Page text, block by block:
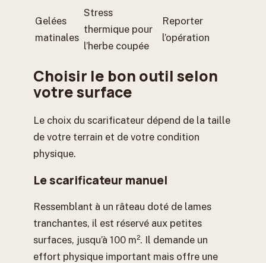
Gelées
matinales
Stress
thermique pour
l’herbe coupée
Reporter
l’opération
Choisir le bon outil selon
votre surface
Le choix du scarificateur dépend de la taille
de votre terrain et de votre condition
physique.
Le scarificateur manuel
Ressemblant à un râteau doté de lames
tranchantes, il est réservé aux petites
surfaces, jusqu’à 100 m². Il demande un
effort physique important mais offre une